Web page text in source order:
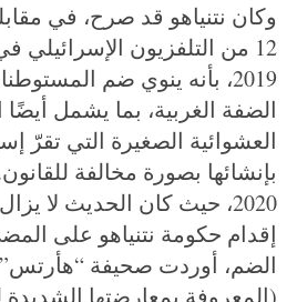
وكان نتنياهو قد صرح، في
12 من التلفزيون
2019، بأنه ينوي ضم
الضفة الغربية، بما يشمل أيضًا
العشوائية الصغيرة التي تقرّ
بإنشائها بصورة مخالفة
2020، حيث كان الحديث لا
إقدام حكومة نتنياهو على
الضم، أوردت صحيفة “هأرتس”